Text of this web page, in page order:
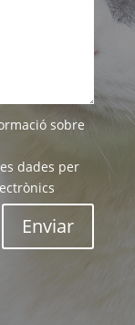
sobre
dades per
Enviar